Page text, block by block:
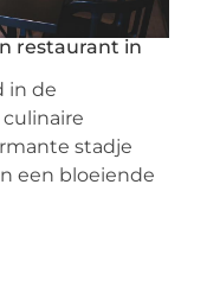
restaurant in
in de
stadje
een bloeiende